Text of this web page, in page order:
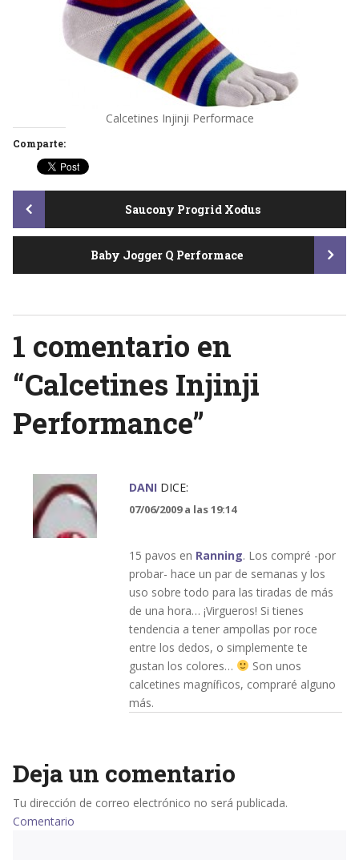
Calcetines Injinji Performace
Comparte:
Post
navigation
Saucony Progrid Xodus
Baby Jogger Q Performace
1 comentario en
“Calcetines Injinji
Performance”
DANI DICE:
07/06/2009 a las 19:14
15 pavos en Ranning. Los compré -por
probar- hace un par de semanas y los
uso sobre todo para las tiradas de más
de una hora… ¡Virgueros! Si tienes
tendencia a tener ampollas por roce
entre los dedos, o simplemente te
gustan los colores…
Son unos
calcetines magníficos, compraré alguno
más.
Deja un comentario
Tu dirección de correo electrónico no será publicada.
Comentario